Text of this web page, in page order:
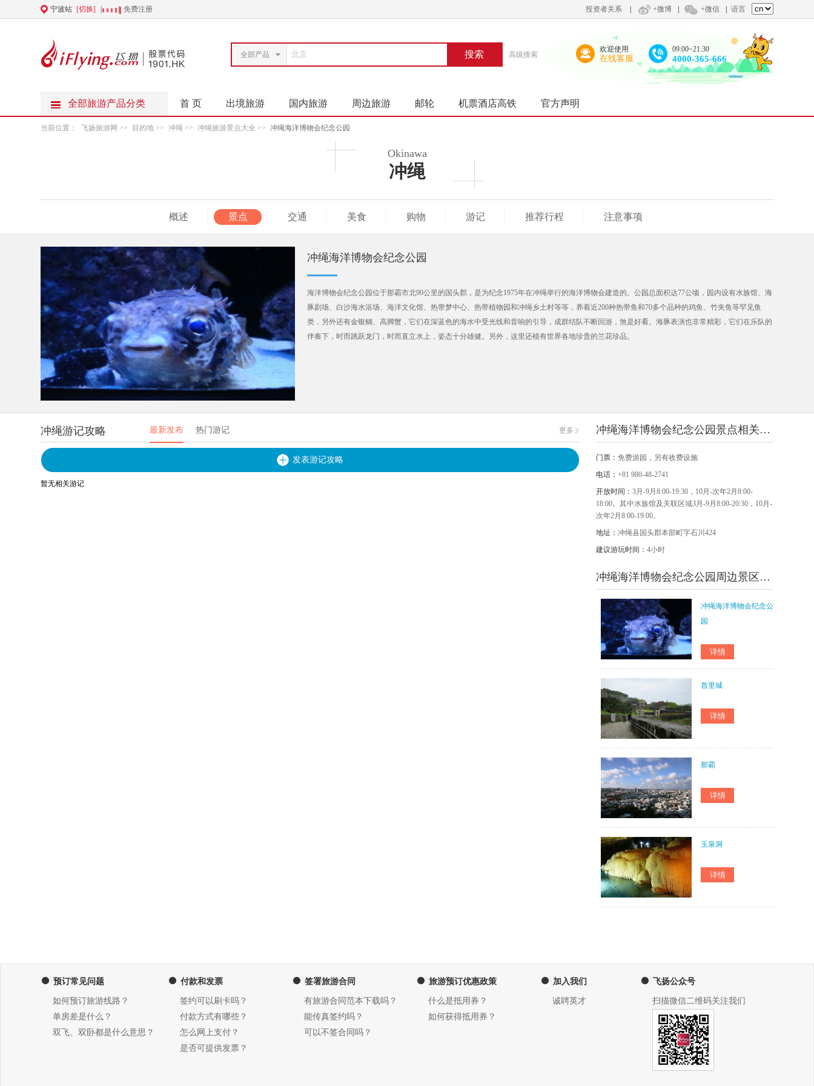
宁波站 [切换] | 免费注册 投资者关系 +微博 +微信 语言
全部产品 搜索 高级搜索
欢迎使用
在线客服
09:00~21:30
4000-365-666
全部旅游产品分类 首 页 出境旅游 国内旅游 周边旅游 邮轮 机票酒店高铁 官方声明
当前位置： 飞扬旅游网 >> 目的地 >> 冲绳 >> 冲绳旅游景点大全 >> 冲绳海洋博物会纪念公园
Okinawa
冲绳
概述 景点 交通 美食 购物 游记 推荐行程 注意事项
冲绳海洋博物会纪念公园
海洋博物会纪念公园位于那霸市北90公里的国头郡，是为纪念1975年在冲绳举行的海洋博物会建造的。公园总面积达77公顷，园内设有水族馆、海
豚剧场、白沙海水浴场、海洋文化馆、热带梦中心、热带植物园和冲绳乡土村等等，养着近200种热带鱼和70多个品种的鸡鱼、竹夹鱼等罕见鱼
类，另外还有金银鲷、高脚蟹，它们在深蓝色的海水中受光线和音响的引导，成群结队不断回游，煞是好看。海豚表演也非常精彩，它们在乐队的
伴奏下，时而跳跃龙门，时而直立水上，姿态十分雄健。另外，这里还植有世界各地珍贵的兰花珍品。
冲绳游记攻略 最新发布 热门游记 更多
发表游记攻略
暂无相关游记
冲绳海洋博物会纪念公园景点相关信息
门票： 免费游园，另有收费设施
电话： +81 980-48-2741
开放时间： 3月-9月8:00-19:30，10月-次年2月8:00-
18:00。其中水族馆及关联区域3月-9月8:00-20:30，10月-
次年2月8:00-19:00。
地址： 冲绳县国头郡本部町字石川424
建议游玩时间： 4小时
冲绳海洋博物会纪念公园周边景区门票
冲绳海洋博物会纪念公
园
首里城
那霸
玉泉洞
预订常见问题
如何预订旅游线路？
单房差是什么？
双飞、双卧都是什么意思？
付款和发票
签约可以刷卡吗？
付款方式有哪些？
怎么网上支付？
是否可提供发票？
签署旅游合同
有旅游合同范本下载吗？
能传真签约吗？
可以不签合同吗？
旅游预订优惠政策
什么是抵用券？
如何获得抵用券？
加入我们
诚聘英才
飞扬公众号
扫描微信二维码关注我们